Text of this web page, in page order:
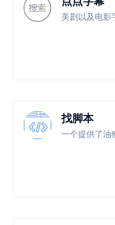
美剧以及电影
找脚本
一个提供了油